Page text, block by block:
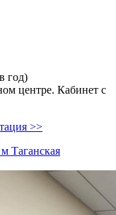
в год)
центре. Кабинет с
>>
Таганская